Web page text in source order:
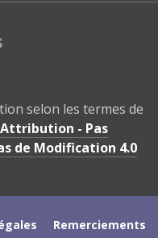
selon les termes de
- Pas
de Modification 4.0
Remerciements